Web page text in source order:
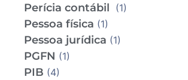
Perícia contábil (1)
Pessoa física (1)
Pessoa jurídica (1)
PGFN (1)
PIB (4)